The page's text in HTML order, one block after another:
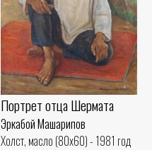
Портрет отца Шермата
Эркабой Машарипов
Холст, масло (80x60) - 1981 год